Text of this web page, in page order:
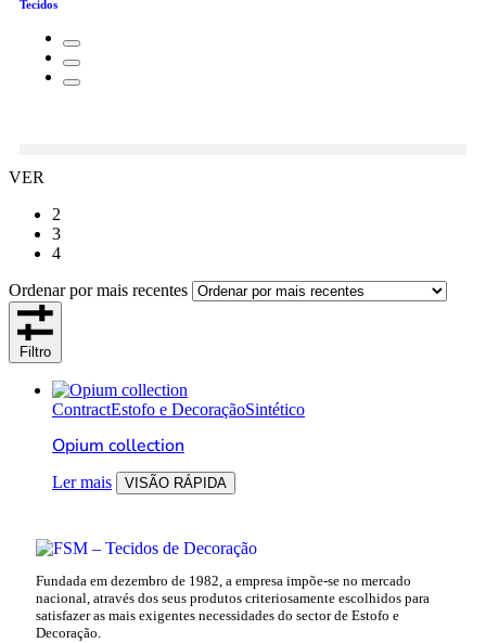
Tecidos
VER
2
3
4
Ordenar por mais recentes
Filtro
ContractEstofo e DecoraçãoSintético
Opium collection
Ler mais VISÃO RÁPIDA
Fundada em dezembro de 1982, a empresa impõe-se no mercado
nacional, através dos seus produtos criteriosamente escolhidos para
satisfazer as mais exigentes necessidades do sector de Estofo e
Decoração.